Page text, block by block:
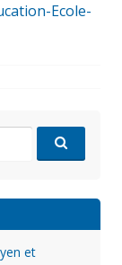
Ecole-
et